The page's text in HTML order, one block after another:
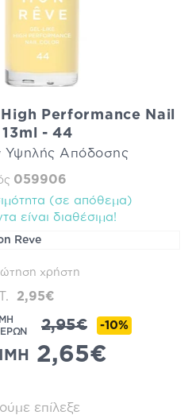
Performance Nail
- 44
Υψηλής Απόδοσης
059906
(σε απόθεμα)
είναι διαθέσιμα!
Reve
χρήστη
2,95€
2,95€ -10%
2,65€
επίλεξε